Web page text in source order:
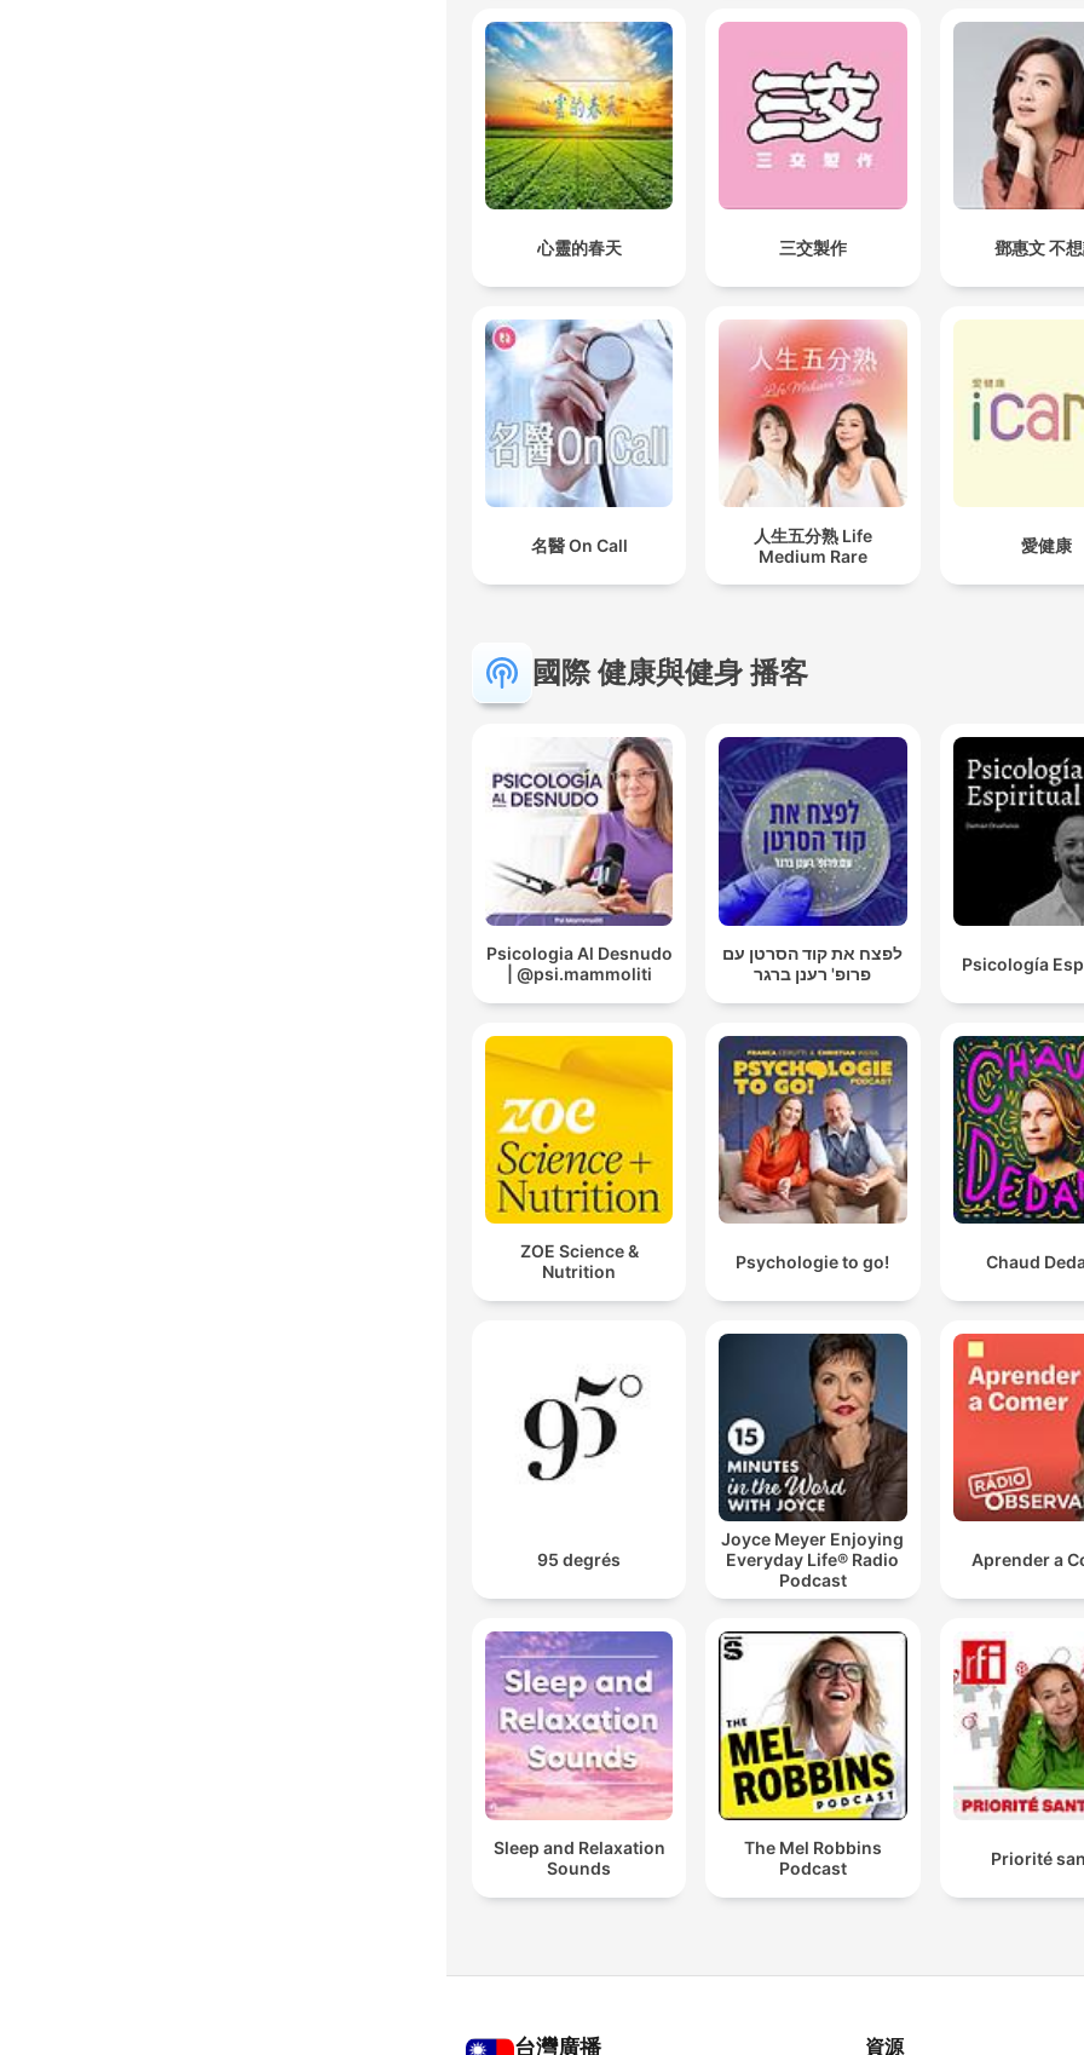
心靈的春天 三交製作 鄧惠文 不
名醫 On Call
人生五分熟 Life
Medium Rare
愛健康
國際 健康與健身 播客
Psicologia Al Desnudo
| @psi.mammoliti
לפצח את קוד הסרטן עם
פרופ' רענן ברגר
Psicología
ZOE Science &
Nutrition
Psychologie to go! Chaud
95 degrés
Joyce Meyer Enjoying
Everyday Life® Radio
Podcast
Aprender a
Sleep and Relaxation
Sounds
The Mel Robbins
Podcast
Priorité
台灣廣播 資源